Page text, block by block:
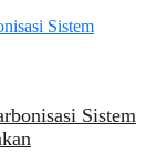
Sistem